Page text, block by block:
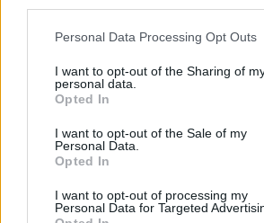
Personal Data Processing Opt Outs
I want to opt-out of the Sharing of
personal data.
Opted In
I want to opt-out of the Sale of my
Personal Data.
Opted In
I want to opt-out of processing my
Personal Data for Targeted
Anno di Fondazione:1886 come Dial Square
Stadio:Emirates Stadium (60.338)
Presidente:Sran Kroenke